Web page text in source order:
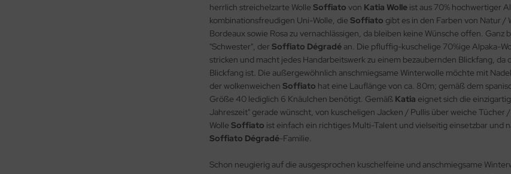
herrlich streichelzarte Wolle Soffiato von Katia Wolle ist aus 70% hochwertiger
kombinationsfreudigen Uni-Wolle, die Soffiato gibt es in den Farben von Natur /
Bordeaux sowie Rosa zu vernachlässigen, da bleiben keine Wünsche offen.
"Schwester", der Soffiato Dégradé an. Die pfluffig-kuschelige 70%ige Alpaka-
stricken und macht jedes Handarbeitswerk zu einem bezaubernden Blickfang,
Blickfang ist. Die außergewöhnlich anschmiegsame Winterwolle möchte mit
der wolkenweichen Soffiato hat eine Lauflänge von ca. 80m; gemäß dem
Größe 40 lediglich 6 Knäulchen benötigt. Gemäß Katia eignet sich die
Jahreszeit" gerade wünscht, von kuscheligen Jacken / Pullis über weiche
Wolle Soffiato ist einfach ein richtiges Multi-Talent und vielseitig einsetzbar
Soffiato Dégradé-Familie.
Schon neugierig auf die ausgesprochen kuschelfeine und anschmiegsame